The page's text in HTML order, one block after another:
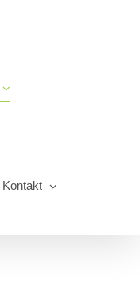
Kontakt